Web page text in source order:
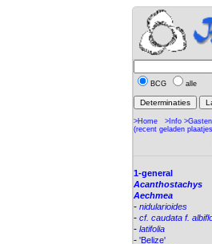
BCG alle
>Home >Info
(recent geladen
1-general
Acanthostachys
Aechmea
- nidularioides
- cf. caudata f.
- latifolia
- 'Belize'